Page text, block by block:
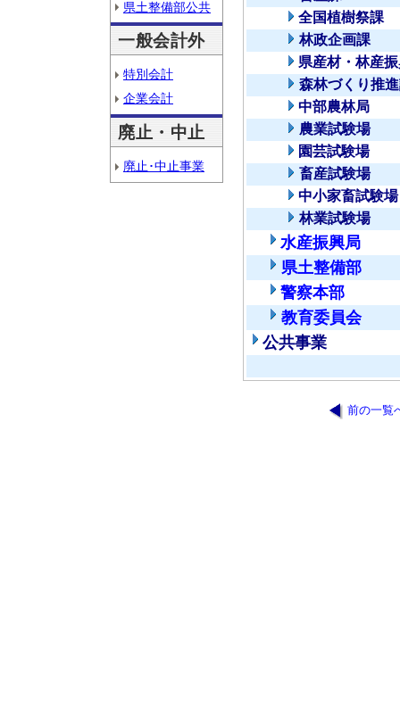
県土整備部公共
一般会計外
特別会計
企業会計
廃止・中止
廃止･中止事業
全国植樹祭課
林政企画課
県産材・林産
森林づくり推
中部農林局
農業試験場
園芸試験場
畜産試験場
中小家畜試験場
林業試験場
水産振興局
県土整備部
警察本部
教育委員会
公共事業
前の一覧